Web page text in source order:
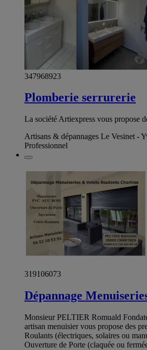
347968923
Plomberie serrurerie
La société Artiexpress vous propose
Artisans & dépannages Le Vesinet -
Professionnel
319106073
Dépannage
Monsieur PELTIER Romuald
artisan menuisier vous propose des
Roulants (électriques, solaires ou
Ouverture de Porte (claquée ou